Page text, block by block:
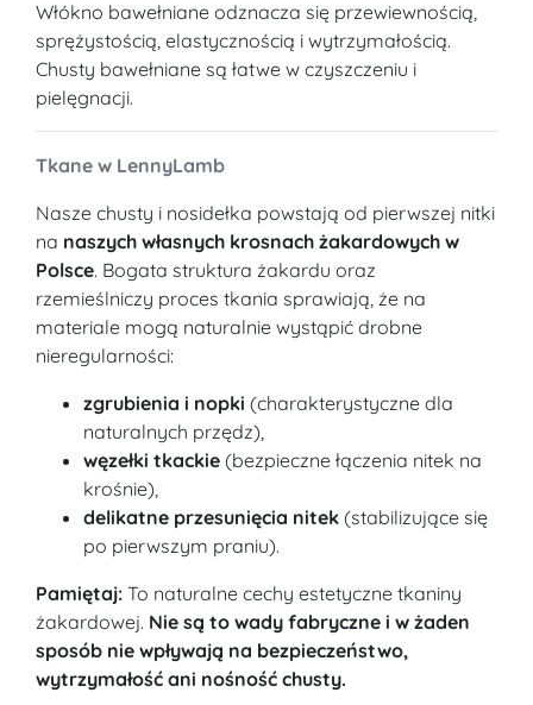
Włókno bawełniane odznacza się przewiewnością,
sprężystością, elastycznością i wytrzymałością.
Chusty bawełniane są łatwe w czyszczeniu i
pielęgnacji.
Tkane w LennyLamb
Nasze chusty i nosidełka powstają od pierwszej nitki
na naszych własnych krosnach żakardowych w
Polsce. Bogata struktura żakardu oraz
rzemieślniczy proces tkania sprawiają, że na
materiale mogą naturalnie wystąpić drobne
nieregularności:
zgrubienia i nopki (charakterystyczne dla
naturalnych przędz),
węzełki tkackie (bezpieczne łączenia nitek na
krośnie),
delikatne przesunięcia nitek (stabilizujące się
po pierwszym praniu).
Pamiętaj: To naturalne cechy estetyczne tkaniny
żakardowej. Nie są to wady fabryczne i w żaden
sposób nie wpływają na bezpieczeństwo,
wytrzymałość ani nośność chusty.